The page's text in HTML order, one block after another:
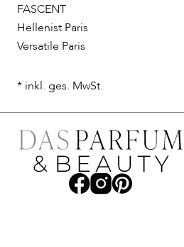
FASCENT
Hellenist Paris
Versatile Paris
* inkl. ges. MwSt.